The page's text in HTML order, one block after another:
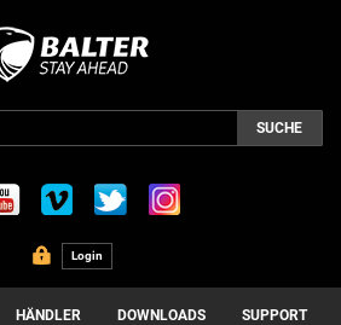
SUCHE
Login
HÄNDLER DOWNLOADS SUPPORT